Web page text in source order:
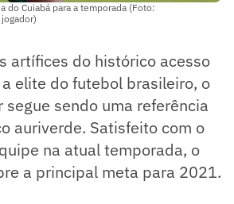
do Cuiabá para a temporada (Foto:
artífices do histórico acesso
elite do futebol brasileiro, o
sendo uma referência
auriverde. Satisfeito com o
na atual temporada, o
a principal meta para 2021.